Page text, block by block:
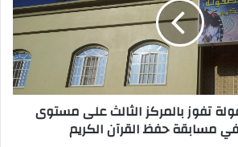
تفوز بالمركز الثالث على مستوى
مسابقة حفظ القرآن الكريم